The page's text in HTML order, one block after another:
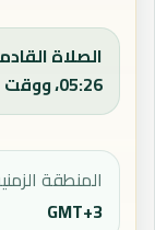
الصلاة
05:26، ووقت الفجر اليوم 05:26.
المنطقة
GMT+3